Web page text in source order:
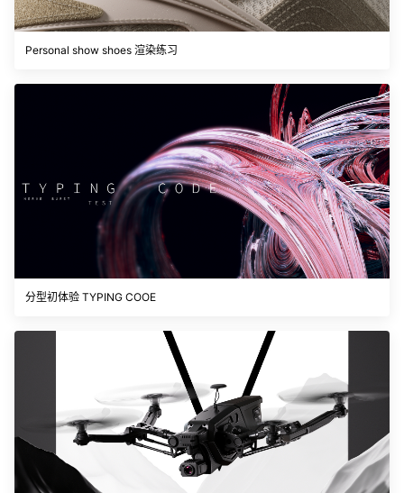
Personal show shoes 渲染练习
分型初体验 TYPING COOE